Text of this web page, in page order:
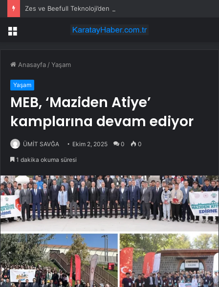
Zes ve Beefull Teknoloji’den Roaming İş Birliği
Menü
Anasayfa /Yaşam
Yaşam
MEB, ‘Maziden Atiye’
kamplarına devam ediyor
ÜMİT SAVĞA Ekim 2, 2025 0 0
1 dakika okuma süresi